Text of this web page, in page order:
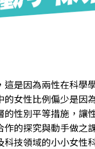
是因為兩性在科學
女性比例偏少是因
性別平等措施，讓
的探究與動手做之
技領域的小小女性